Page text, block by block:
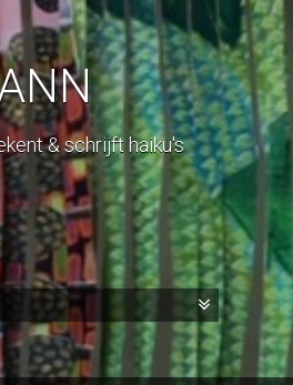
& schrijft haiku's